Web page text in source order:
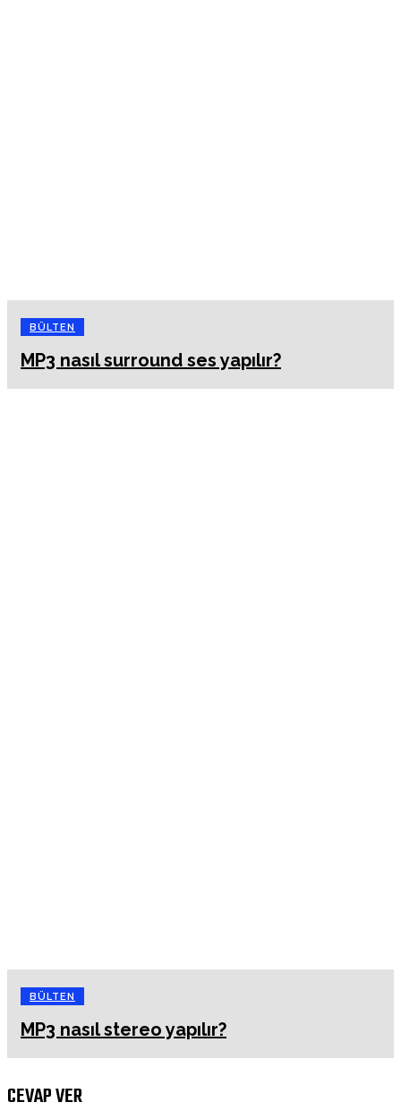
BÜLTEN
MP3 nasıl surround ses yapılır?
BÜLTEN
MP3 nasıl stereo yapılır?
CEVAP VER